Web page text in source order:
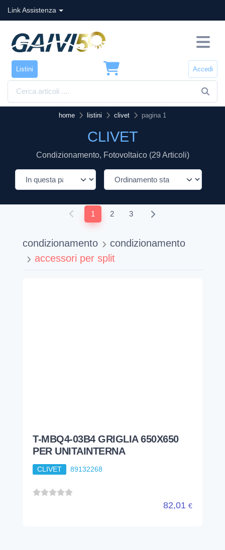
Link Assistenza
Listini Accedi
home listini clivet pagina 1
CLIVET
Condizionamento, Fotovoltaico (29 Articoli)
1 2 3
condizionamento
condizionamento
accessori per split
T-MBQ4-03B4 GRIGLIA 650X650
PER UNITAINTERNA
CLIVET 89132268
82,01 €